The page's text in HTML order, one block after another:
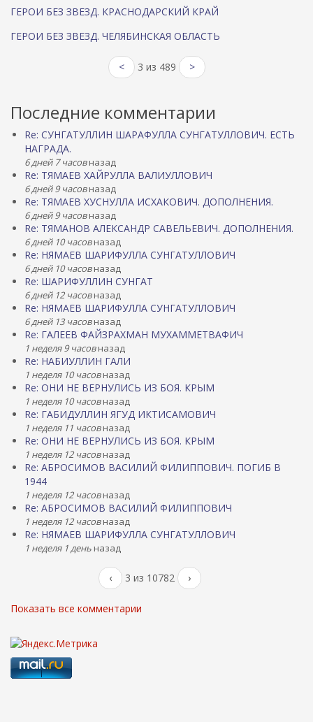
ГЕРОИ БЕЗ ЗВЕЗД. КРАСНОДАРСКИЙ КРАЙ
ГЕРОИ БЕЗ ЗВЕЗД. ЧЕЛЯБИНСКАЯ ОБЛАСТЬ
< 3 из 489 >
Последние комментарии
Re: СУНГАТУЛЛИН ШАРАФУЛЛА СУНГАТУЛЛОВИЧ. ЕСТЬ
НАГРАДА.
6 дней 7 часовназад
Re: ТЯМАЕВ ХАЙРУЛЛА ВАЛИУЛЛОВИЧ
6 дней 9 часовназад
Re: ТЯМАЕВ ХУСНУЛЛА ИСХАКОВИЧ. ДОПОЛНЕНИЯ.
6 дней 9 часовназад
Re: ТЯМАНОВ АЛЕКСАНДР САВЕЛЬЕВИЧ. ДОПОЛНЕНИЯ.
6 дней 10 часовназад
Re: НЯМАЕВ ШАРИФУЛЛА СУНГАТУЛЛОВИЧ
6 дней 10 часовназад
Re: ШАРИФУЛЛИН СУНГАТ
6 дней 12 часовназад
Re: НЯМАЕВ ШАРИФУЛЛА СУНГАТУЛЛОВИЧ
6 дней 13 часовназад
Re: ГАЛЕЕВ ФАЙЗРАХМАН МУХАММЕТВАФИЧ
1 неделя 9 часовназад
Re: НАБИУЛЛИН ГАЛИ
1 неделя 10 часовназад
Re: ОНИ НЕ ВЕРНУЛИСЬ ИЗ БОЯ. КРЫМ
1 неделя 10 часовназад
Re: ГАБИДУЛЛИН ЯГУД ИКТИСАМОВИЧ
1 неделя 11 часовназад
Re: ОНИ НЕ ВЕРНУЛИСЬ ИЗ БОЯ. КРЫМ
1 неделя 12 часовназад
Re: АБРОСИМОВ ВАСИЛИЙ ФИЛИППОВИЧ. ПОГИБ В
1944
1 неделя 12 часовназад
Re: АБРОСИМОВ ВАСИЛИЙ ФИЛИППОВИЧ
1 неделя 12 часовназад
Re: НЯМАЕВ ШАРИФУЛЛА СУНГАТУЛЛОВИЧ
1 неделя 1 день назад
‹ 3 из 10782 ›
Показать все комментарии